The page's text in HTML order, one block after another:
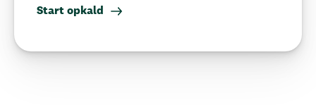
Start opkald